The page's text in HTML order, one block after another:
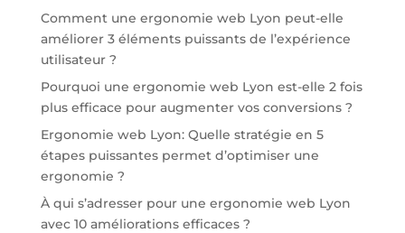
Comment une ergonomie web Lyon peut-elle
améliorer 3 éléments puissants de l’expérience
utilisateur ?
Pourquoi une ergonomie web Lyon est-elle 2 fois
plus efficace pour augmenter vos conversions ?
Ergonomie web Lyon: Quelle stratégie en 5
étapes puissantes permet d’optimiser une
ergonomie ?
À qui s’adresser pour une ergonomie web Lyon
avec 10 améliorations efficaces ?